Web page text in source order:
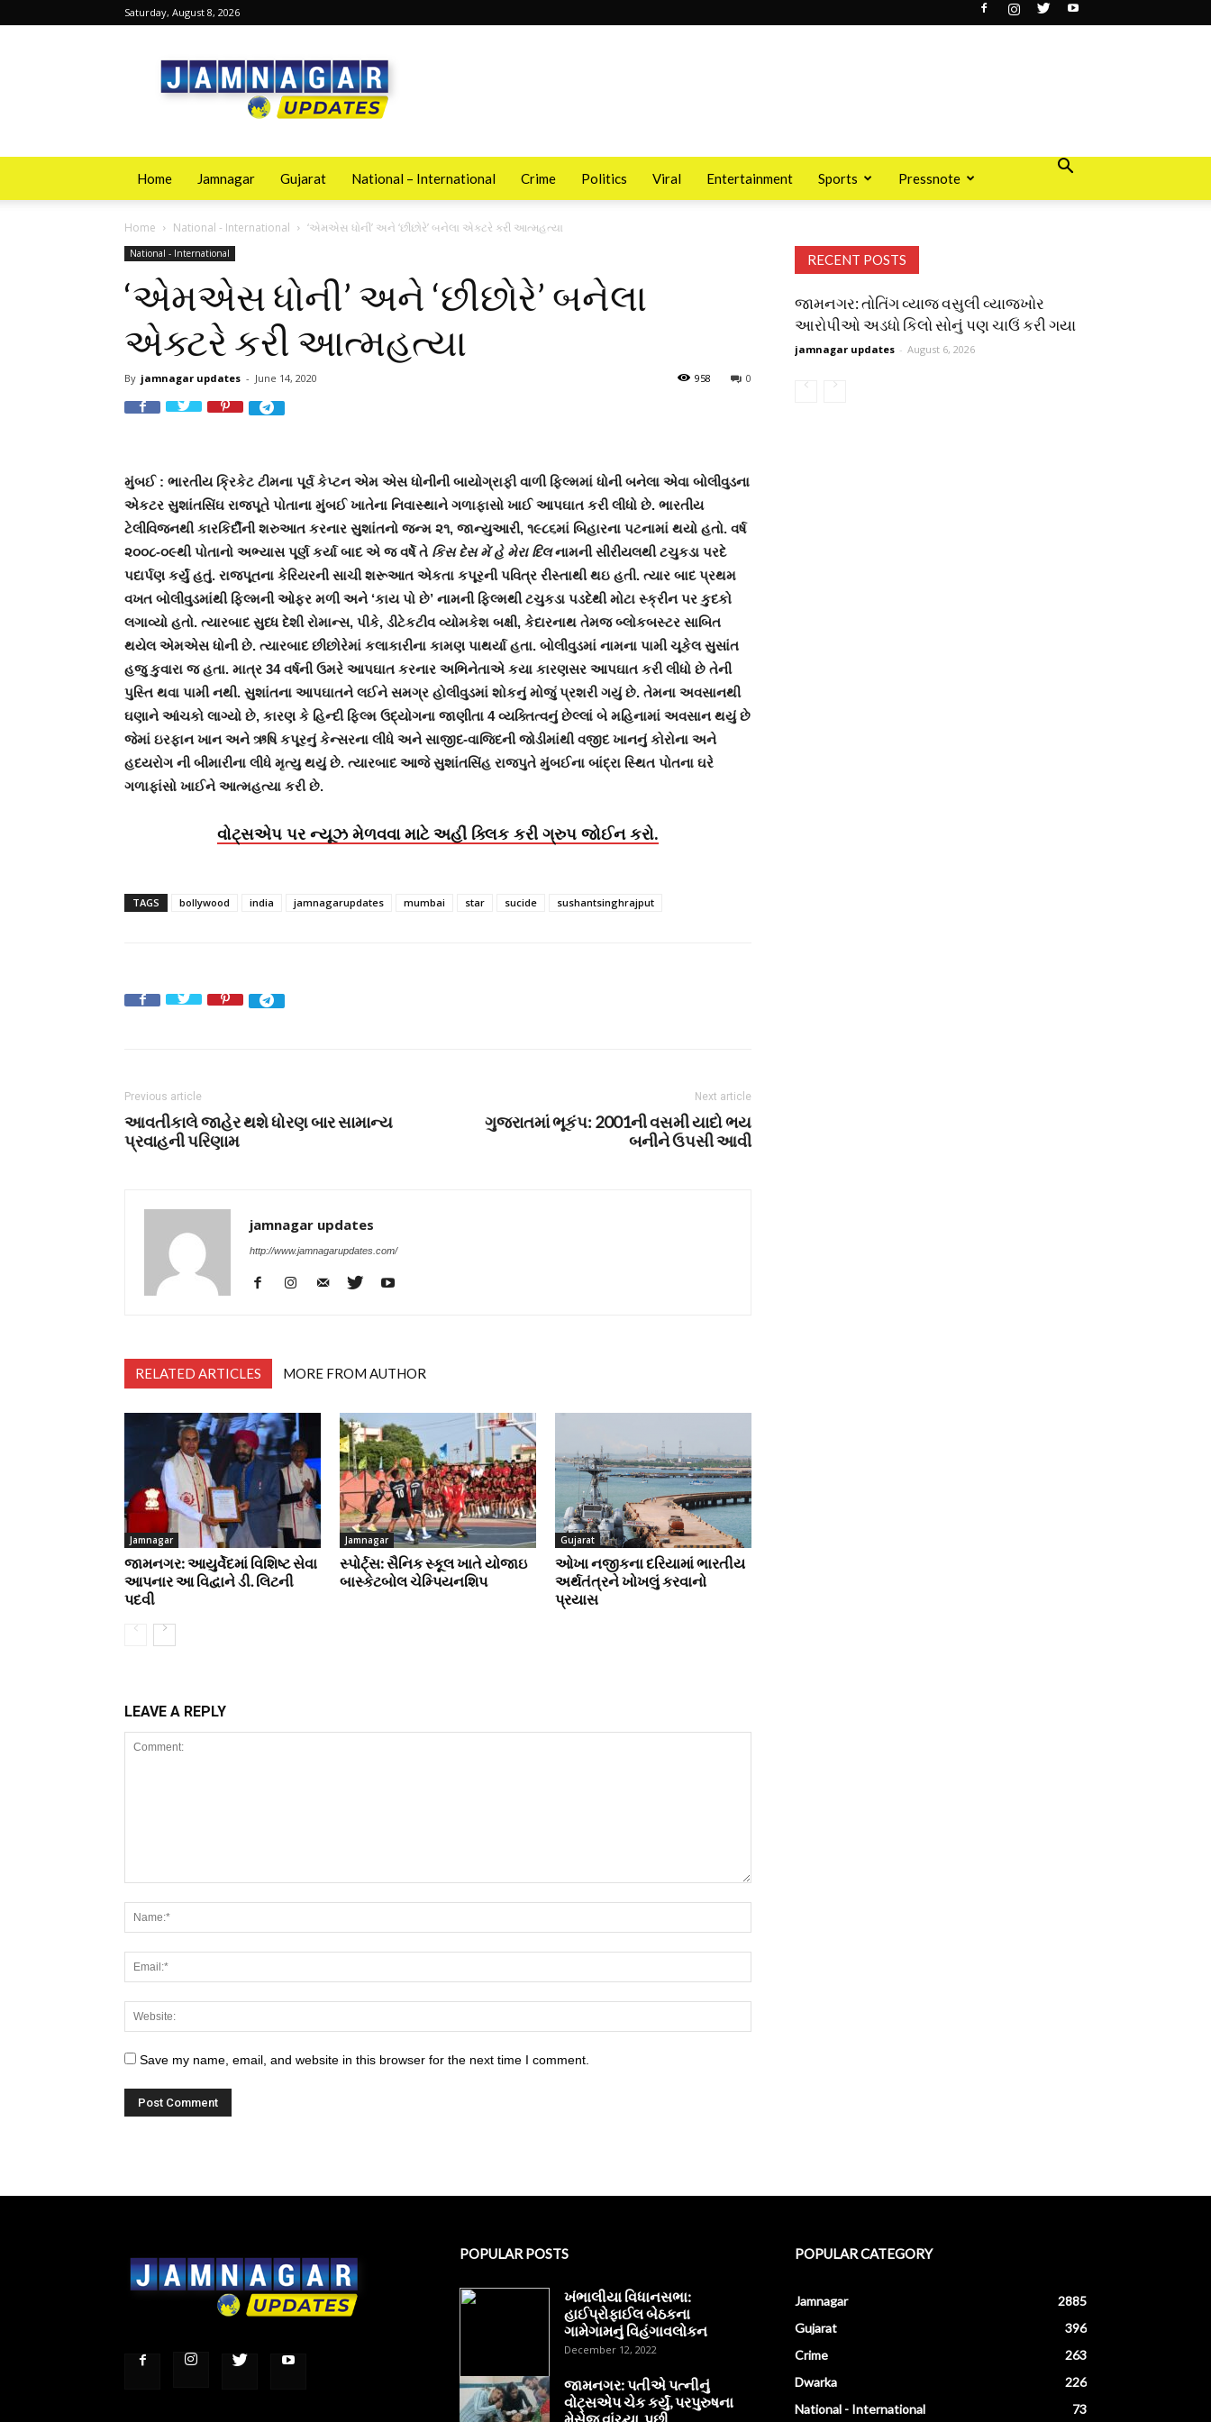
Saturday, August 8, 2026
Jamnagarupdates
Home Jamnagar Gujarat National – International Crime Politics Viral Entertainment Sports Pressnote
Home National - International ‘એમએસ ધોની’ અને ‘છીછોરે’ બનેલા એક્ટરે કરી આત્મહત્યા
National - International
‘એમએસ ધોની’ અને ‘છીછોરે’ બનેલા
એક્ટરે કરી આત્મહત્યા
By jamnagar updates - June 14, 2020 0
958
મુંબઈ : ભારતીય ક્રિકેટ ટીમના પૂર્વ કેપ્ટન એમ એસ ધોનીની બાયોગ્રાફી વાળી ફિલ્મમાં ધોની બનેલા એવા બોલીવુડના
એકટર સુશાંતસિંઘ રાજપૂતે પોતાના મુંબઈ ખાતેના નિવાસ્થાને ગળાફાસો ખાઈ આપઘાત કરી લીધો છે. ભારતીય
ટેલીવિજનથી કારકિર્દીની શરુઆત કરનાર સુશાંતનો જન્મ ૨૧, જાન્યુઆરી, ૧૯૮૬માં બિહારના પટનામાં થયો હતો. વર્ષ
૨૦૦૮-૦૯થી પોતાનો અભ્યાસ પૂર્ણ કર્યા બાદ એ જ વર્ષે તે કિસ દેસ મેં હે મેરા દિલનામની સીરીયલથી ટચુકડા પરદે
પદાર્પણ કર્યું હતું. રાજપૂતના કેરિયરની સાચી શરૂઆત એકતા કપૂરની પવિત્ર રીસ્તાથી થઇ હતી. ત્યાર બાદ પ્રથમ
વખત બોલીવુડમાંથી ફિલ્મની ઓફર મળી અને ‘કાય પો છે’ નામની ફિલ્મથી ટચુકડા પડદેથી મોટા સ્ક્રીન પર કુદકો
લગાવ્યો હતો. ત્યારબાદ સુધ્ધ દેશી રોમાન્સ, પીકે, ડીટેકટીવ વ્યોમકેશ બક્ષી, કેદારનાથ તેમજ બ્લોકબસ્ટર સાબિત
થયેલ એમએસ ધોની છે. ત્યારબાદ છીછોરેમાં કલાકારીના કામણ પાથર્યા હતા. બોલીવુડમાં નામના પામી ચૂકેલ સુસાંત
હજુ કુવારા જ હતા. માત્ર 34 વર્ષની ઉમરે આપઘાત કરનાર અભિનેતાએ કયા કારણસર આપઘાત કરી લીધો છે તેની
પુસ્તિ થવા પામી નથી. સુશાંતના આપઘાતને લઈને સમગ્ર હોલીવુડમાં શોકનું મોજું પ્રશરી ગયું છે. તેમના અવસાનથી
ઘણાને આંચકો લાગ્યો છે, કારણ કે હિન્દી ફિલ્મ ઉદ્યોગના જાણીતા 4 વ્યક્તિત્વનું છેલ્લાં બે મહિનામાં અવસાન થયું છે
જેમાં ઇરફાન ખાન અને ઋષિ કપૂરનું કેન્સરના લીધે અને સાજીદ-વાજિદની જોડીમાંથી વજીદ ખાનનું કોરોના અને
હદયરોગ ની બીમારીના લીધે મૃત્યુ થયું છે. ત્યારબાદ આજે સુશાંતસિંહ રાજપુતે મુંબઈના બાંદ્રા સ્થિત પોતના ઘરે
ગળાફાંસો ખાઈને આત્મહત્યા કરી છે.
વોટ્સએપ પર ન્યૂઝ મેળવવા માટે અહીં ક્લિક કરી ગ્રુપ જોઈન કરો.
TAGS bollywood india jamnagarupdates mumbai star sucide sushantsinghrajput
Previous article
આવતીકાલે જાહેર થશે ધોરણ બાર સામાન્ય
પ્રવાહની પરિણામ
Next article
ગુજરાતમાં ભૂકંપ: 2001ની વસમી યાદો ભય
બનીને ઉપસી આવી
jamnagar updates
http://www.jamnagarupdates.com/
RELATED ARTICLES MORE FROM AUTHOR
Jamnagar
જામનગર: આયુર્વેદમાં વિશિષ્ટ સેવા
આપનાર આ વિદ્વાને ડી. લિટની
પદવી
Jamnagar
સ્પોર્ટ્સ: સૈનિક સ્કૂલ ખાતે યોજાઇ
બાસ્કેટબોલ ચેમ્પિયનશિપ
Gujarat
ઓખા નજીકના દરિયામાં ભારતીય
અર્થતંત્રને ખોખલું કરવાનો
પ્રયાસ
LEAVE A REPLY
Save my name, email, and website in this browser for the next time I comment.
RECENT POSTS
જામનગર: તોતિંગ વ્યાજ વસુલી વ્યાજખોર
આરોપીઓ અડધો કિલો સોનું પણ ચાઉં કરી ગયા
jamnagar updates - August 6, 2026
POPULAR POSTS
ખંભાલીયા વિધાનસભા:
હાઈપ્રોફાઈલ બેઠકના
ગામેગામનું વિહંગાવલોકન
December 12, 2022
જામનગર: પતીએ પત્નીનું
વોટ્સએપ ચેક કર્યું, પરપુરુષના
POPULAR CATEGORY
Jamnagar
2885
Gujarat
396
Crime
263
Dwarka
226
National - International
73